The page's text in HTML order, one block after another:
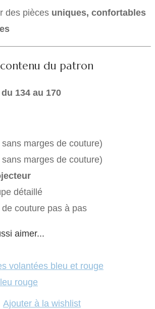
des pièces uniques, confortables
du patron
134 au 170
marges de couture)
marges de couture)
détaillé
couture pas à pas
aimer...
Ajouter à la wishlist